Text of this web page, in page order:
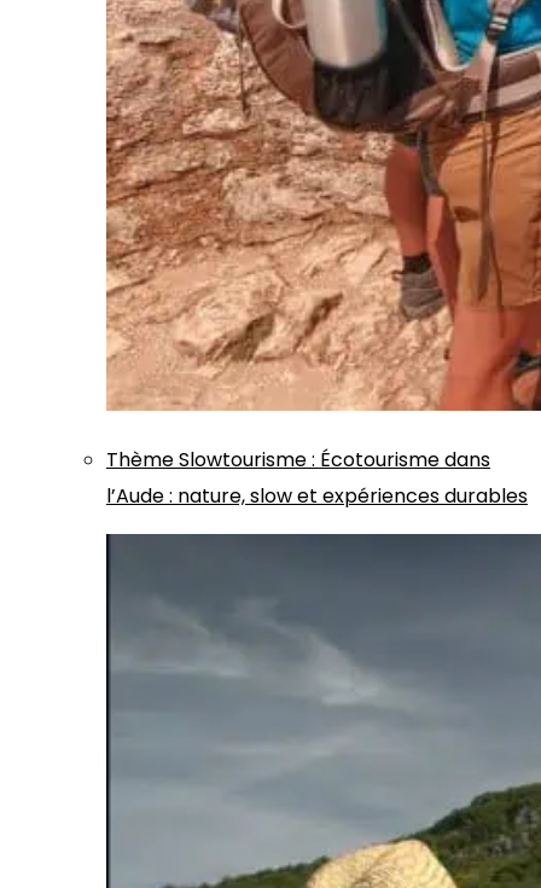
ThèmeSlowtourisme: Écotourisme dans
l’Aude : nature, slow et expériences durables